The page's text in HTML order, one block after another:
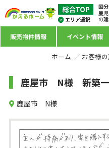
国
鹿
の
販売物件情報 イベント情報
ホーム お客様
鹿屋市 N様 新築一
鹿屋市 N様